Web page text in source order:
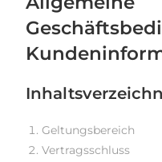
Geltungsbereich
Vertragsschluss